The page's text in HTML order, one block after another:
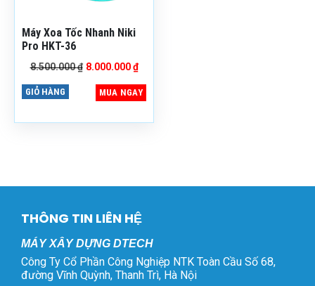
799 236
Địa chỉ kho hàng: Số
68, đường Vĩnh Quỳnh, xã
Đại Thanh, TP. Hà Nội
Máy Xoa Tốc Nhanh Niki
Pro HKT-36
8.500.000₫ Giá
8.500.000 ₫.
8.000.000₫Giá
tại
là:
GIỎ HÀNG MUA NGAY
THÔNG TIN LIÊN HỆ
MÁY XÂY DỰNG DTECH
Công Ty Cổ Phần Công Nghiệp NTK Toàn Cầu Số 68,
đường Vĩnh Quỳnh, Thanh Trì, Hà Nội